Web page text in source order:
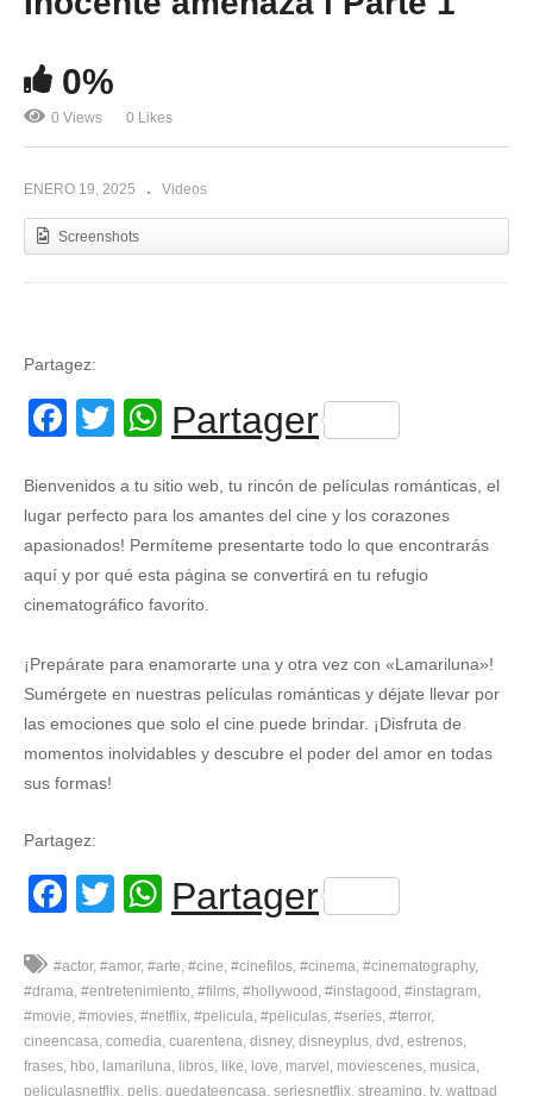
0%
0 Views 0 Likes
ENERO 19, 2025 Videos
Screenshots
Partagez:
Facebook
TwitterWhatsApp
Partager
Bienvenidos a tu sitio web, tu rincón de películas románticas, el
lugar perfecto para los amantes del cine y los corazones
apasionados! Permíteme presentarte todo lo que encontrarás
aquí y por qué esta página se convertirá en tu refugio
cinematográfico favorito.
¡Prepárate para enamorarte una y otra vez con «Lamariluna»!
Sumérgete en nuestras películas románticas y déjate llevar por
las emociones que solo el cine puede brindar. ¡Disfruta de
momentos inolvidables y descubre el poder del amor en todas
sus formas!
Partagez:
Facebook
TwitterWhatsApp
Partager
#actor #amor #arte #cine #cinefilos #cinema #cinematography
#drama #entretenimiento #films #hollywood #instagood #instagram
#movie #movies #netflix #pelicula #peliculas #series #terror
cineencasa comedia cuarentena disney disneyplus dvd estrenos
frases hbo lamariluna libros like love marvel moviescenes musica
peliculasnetflix pelis quedateencasa seriesnetflix streaming tv wattpad